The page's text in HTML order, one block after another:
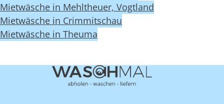
Mietwäsche in Mehltheuer, Vogtland
Mietwäsche in Crimmitschau
Mietwäsche in Theuma